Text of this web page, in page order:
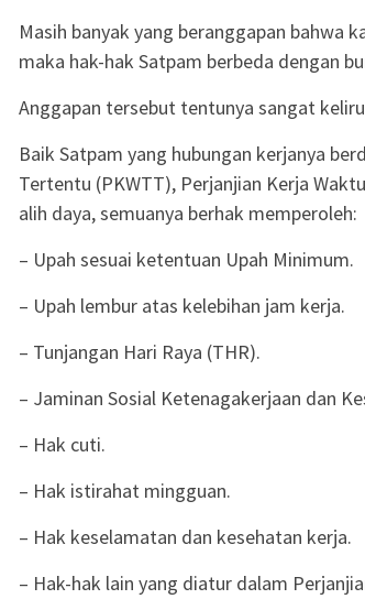
Masih banyak yang beranggapan bahwa
maka hak-hak Satpam berbeda dengan
Anggapan tersebut tentunya sangat
Baik Satpam yang hubungan kerjanya
Tertentu (PKWTT), Perjanjian Kerja
alih daya, semuanya berhak memperoleh:
– Upah sesuai ketentuan Upah Minimum.
– Upah lembur atas kelebihan jam kerja.
– Tunjangan Hari Raya (THR).
– Jaminan Sosial Ketenagakerjaan dan
– Hak cuti.
– Hak istirahat mingguan.
– Hak keselamatan dan kesehatan kerja.
– Hak-hak lain yang diatur dalam